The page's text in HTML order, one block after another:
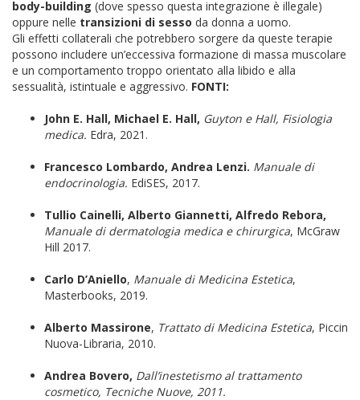
body-building (dove spesso questa integrazione è illegale)
oppure nelle transizioni di sesso da donna a uomo.
Gli effetti collaterali che potrebbero sorgere da queste terapie
possono includere un’eccessiva formazione di massa muscolare
e un comportamento troppo orientato alla libido e alla
sessualità, istintuale e aggressivo. FONTI:
John E. Hall, Michael E. Hall, Guyton e Hall, Fisiologia
medica. Edra, 2021.
Francesco Lombardo, Andrea Lenzi. Manuale di
endocrinologia. EdiSES, 2017.
Tullio Cainelli, Alberto Giannetti, Alfredo Rebora,
Manuale di dermatologia medica e chirurgica, McGraw
Hill 2017.
Carlo D’Aniello, Manuale di Medicina Estetica,
Masterbooks, 2019.
Alberto Massirone, Trattato di Medicina Estetica, Piccin
Nuova-Libraria, 2010.
Andrea Bovero, Dall’inestetismo al trattamento
cosmetico, Tecniche Nuove, 2011.